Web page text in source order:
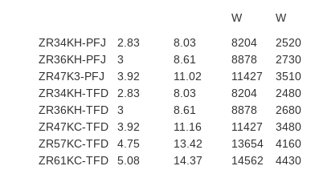
W
W
ZR34KH-PFJ
2.83 8.03 8204 2520
ZR36KH-PFJ
3 8.61 8878 2730
ZR47K3-PFJ
3.92 11.02 11427 3510
ZR34KH-TFD
2.83 8.03 8204 2480
ZR36KH-TFD
3 8.61 8878 2680
ZR47KC-TFD
3.92 11.16 11427 3480
ZR57KC-TFD
4.75 13.42 13654 4160
ZR61KC-TFD
5.08 14.37 14562 4430